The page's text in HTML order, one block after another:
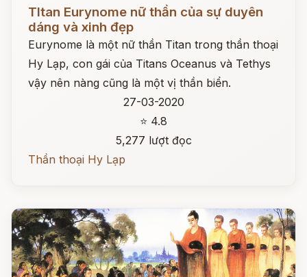
TItan Eurynome nữ thần của sự duyên
dáng và xinh đẹp
Eurynome là một nữ thần Titan trong thần thoại
Hy Lạp, con gái của Titans Oceanus và Tethys
vậy nên nàng cũng là một vị thần biển.
27-03-2020
⭐ 4.8
5,277 lượt đọc
Thần thoại Hy Lạp